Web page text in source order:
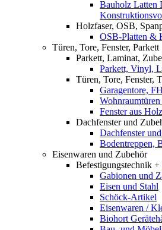
Bauholz Latten
Holzfaser, OSB,
OSB-Platten &
Türen, Tore, Fenster, Parkett
Parkett, Laminat,
Parkett, Vinyl,
Türen, Tore, Fenster,
Garagentore,
Fenster aus
Dachfenster und
Dachfenster
Bodentreppen,
Eisenwaren und Zubehör
Befestigungstechnik +
Gabionen und
Eisen und Stahl
Schöck-Artikel
Eisenwaren /
Biohort